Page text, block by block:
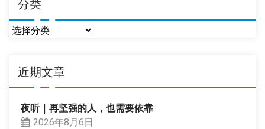
分类
分
近期文章
夜听｜再坚强的人，也需要依靠
2026年8月6日